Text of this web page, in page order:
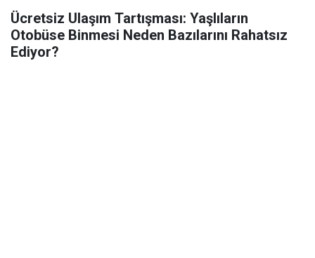
Ücretsiz Ulaşım Tartışması: Yaşlıların
Otobüse Binmesi Neden Bazılarını Rahatsız
Ediyor?